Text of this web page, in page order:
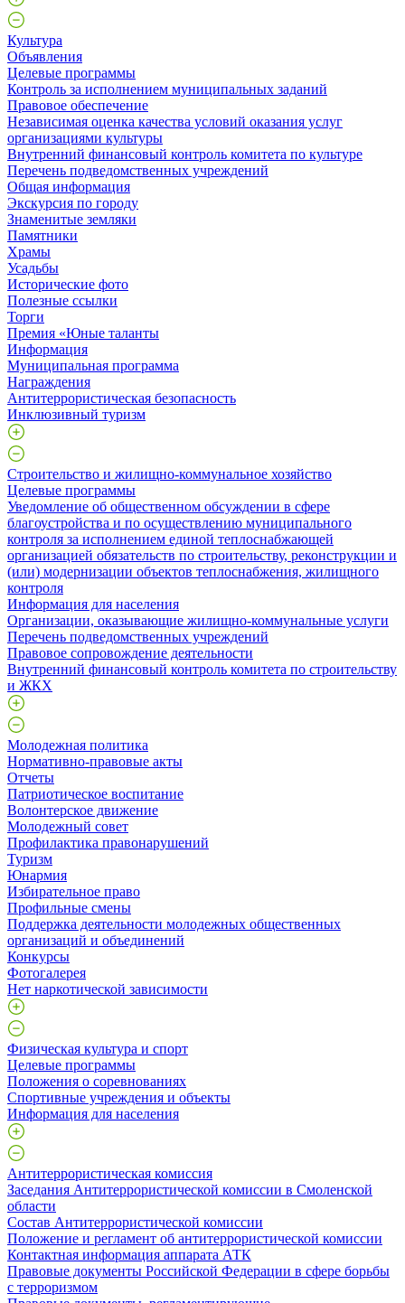
Культура
Объявления
Целевые программы
Контроль за исполнением муниципальных заданий
Правовое обеспечение
Независимая оценка качества условий оказания услуг
организациями культуры
Внутренний финансовый контроль комитета по культуре
Перечень подведомственных учреждений
Общая информация
Экскурсия по городу
Знаменитые земляки
Памятники
Храмы
Усадьбы
Исторические фото
Полезные ссылки
Торги
Премия «Юные таланты
Информация
Муниципальная программа
Награждения
Антитеррористическая безопасность
Инклюзивный туризм
Строительство и жилищно-коммунальное хозяйство
Целевые программы
Уведомление об общественном обсуждении в сфере
благоустройства и по осуществлению муниципального
контроля за исполнением единой теплоснабжающей
организацией обязательств по строительству, реконструкции и
(или) модернизации объектов теплоснабжения, жилищного
контроля
Информация для населения
Организации, оказывающие жилищно-коммунальные услуги
Перечень подведомственных учреждений
Правовое сопровождение деятельности
Внутренний финансовый контроль комитета по строительству
и ЖКХ
Молодежная политика
Нормативно-правовые акты
Отчеты
Патриотическое воспитание
Волонтерское движение
Молодежный совет
Профилактика правонарушений
Туризм
Юнармия
Избирательное право
Профильные смены
Поддержка деятельности молодежных общественных
организаций и объединений
Конкурсы
Фотогалерея
Нет наркотической зависимости
Физическая культура и спорт
Целевые программы
Положения о соревнованиях
Спортивные учреждения и объекты
Информация для населения
Антитеррористическая комиссия
Заседания Антитеррористической комиссии в Смоленской
области
Состав Антитеррористической комиссии
Положение и регламент об антитеррористической комиссии
Контактная информация аппарата АТК
Правовые документы Российской Федерации в сфере борьбы
с терроризмом